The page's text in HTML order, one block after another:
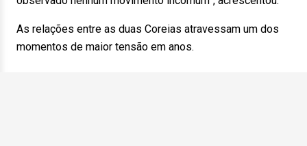
As relações entre as duas Coreias atravessam um dos
momentos de maior tensão em anos.